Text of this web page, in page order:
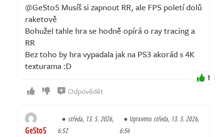
@GeSto5 Musíš si zapnout RR, ale FPS poletí dolů
raketově
Bohužel tahle hra se hodně opírá o ray tracing a
RR
Bez toho by hra vypadala jak na PS3 akorád s 4K
texturama :D
1
Odpovědět
GeSto5
středa, 13. 5. 2026,
6:52
Upravenostředa, 13. 5. 2026,
6:56